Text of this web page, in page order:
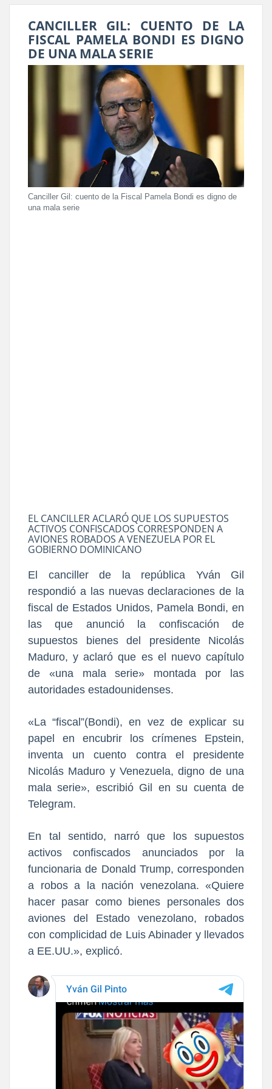
CANCILLER GIL: CUENTO DE LA
FISCAL PAMELA BONDI ES DIGNO
DE UNA MALA SERIE
Canciller Gil: cuento de la Fiscal Pamela Bondi es digno de
una mala serie
EL CANCILLER ACLARÓ QUE LOS SUPUESTOS
ACTIVOS CONFISCADOS CORRESPONDEN A
AVIONES ROBADOS A VENEZUELA POR EL
GOBIERNO DOMINICANO
El canciller de la república Yván Gil
respondió a las nuevas declaraciones de la
fiscal de Estados Unidos, Pamela Bondi, en
las que anunció la confiscación de
supuestos bienes del presidente Nicolás
Maduro, y aclaró que es el nuevo capítulo
de «una mala serie» montada por las
autoridades estadounidenses.
«La “fiscal”(Bondi), en vez de explicar su
papel en encubrir los crímenes Epstein,
inventa un cuento contra el presidente
Nicolás Maduro y Venezuela, digno de una
mala serie», escribió Gil en su cuenta de
Telegram.
En tal sentido, narró que los supuestos
activos confiscados anunciados por la
funcionaria de Donald Trump, corresponden
a robos a la nación venezolana. «Quiere
hacer pasar como bienes personales dos
aviones del Estado venezolano, robados
con complicidad de Luis Abinader y llevados
a EE.UU.», explicó.